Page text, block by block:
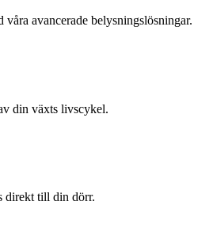
avancerade belysningslösningar.
din växts livscykel.
direkt till din dörr.